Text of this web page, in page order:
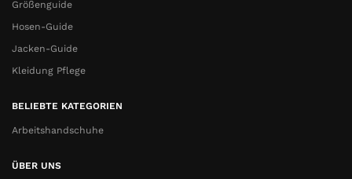
Größenguide
Hosen-Guide
Jacken-Guide
Kleidung Pflege
BELIEBTE KATEGORIEN
Arbeitshandschuhe
ÜBER UNS